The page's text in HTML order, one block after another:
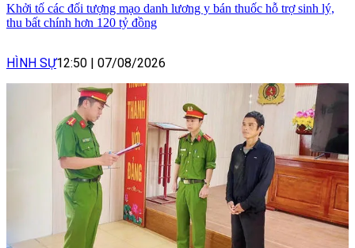
Khởi tố các đối tượng mạo danh lương y bán thuốc hỗ trợ sinh lý,
thu bất chính hơn 120 tỷ đồng
HÌNH SỰ12:50 | 07/08/2026